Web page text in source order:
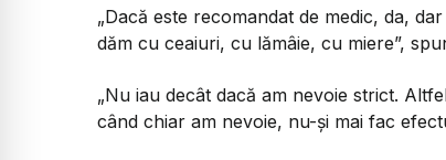
„Dacă este recomandat de medic, da,
dăm cu ceaiuri, cu lămâie, cu miere”,
„Nu iau decât dacă am nevoie strict.
când chiar am nevoie, nu-și mai fac